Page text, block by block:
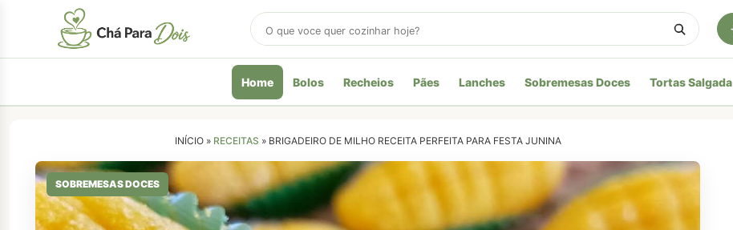
Buscar
receitas
Home Bolos Recheios Pães Lanches Sobremesas Doces Tortas Salgada
INÍCIO » RECEITAS » BRIGADEIRO DE MILHO RECEITA PERFEITA PARA FESTA JUNINA
SOBREMESAS DOCES